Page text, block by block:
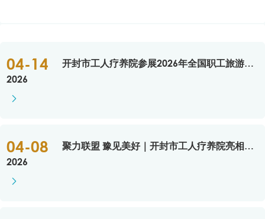
04-14
2026

开封市工人疗养院参展2026年全国职工旅游系统年会 推介特色疗休养服务
04-08
2026

聚力联盟 豫见美好｜开封市工人疗养院亮相全省工会疗休养系列盛会